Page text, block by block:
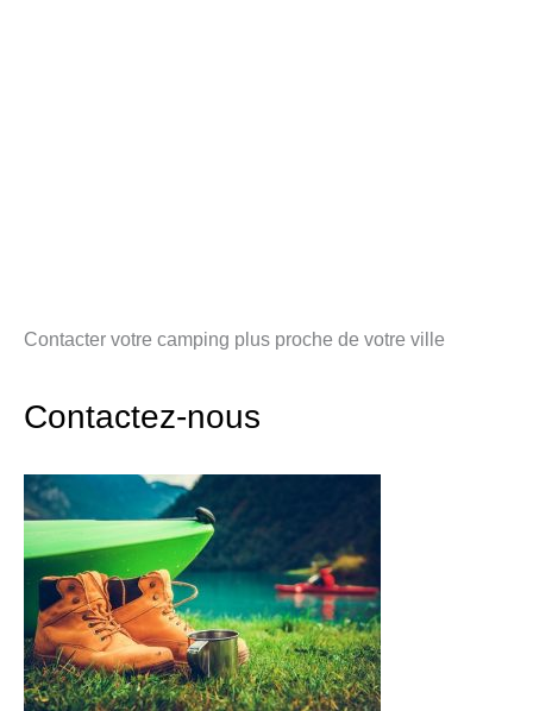
Contacter votre camping plus proche de votre ville
Contactez-nous